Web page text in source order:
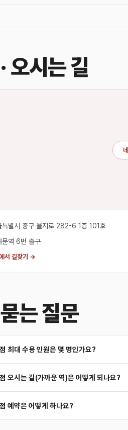
오시는 길
특별시 중구 을지로 282-6 1층 101호
문역 6번 출구
서 길찾기 →
는 질문
최대 수용 인원은 몇 명인가요?
오시는 길(가까운 역)은 어떻게 되나요?
예약은 어떻게 하나요?